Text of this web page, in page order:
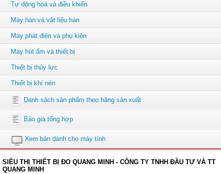
Tự động hoá và điều khiển
Máy hàn và vật liệu hàn
Máy phát điện và phụ kiện
Máy hút ẩm và thiết bị
Thiết bị thủy lực
Thiết bị khí nén
Danh sách sản phẩm theo hãng sản xuất
Báo giá tổng hợp
Xem bản dành cho máy tính
SIÊU THỊ THIẾT BỊ ĐO QUANG MINH - CÔNG TY TNHH ĐẦU TƯ VÀ TT
QUANG MINH